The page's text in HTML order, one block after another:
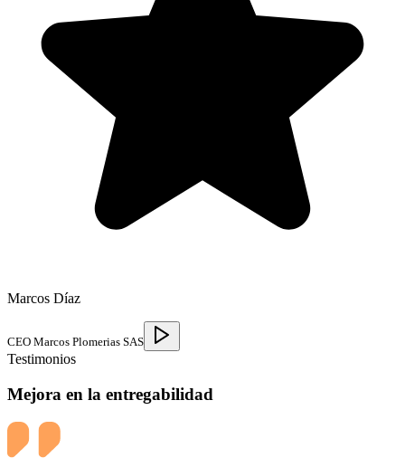
Marcos Díaz
CEO Marcos Plomerias SAS
Testimonios
Mejora en la entregabilidad